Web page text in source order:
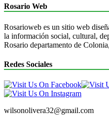
Rosario Web
Rosarioweb es un sitio web
la información social, cultural,
Rosario departamento de
Redes Sociales
wilsonolivera32@gmail.com